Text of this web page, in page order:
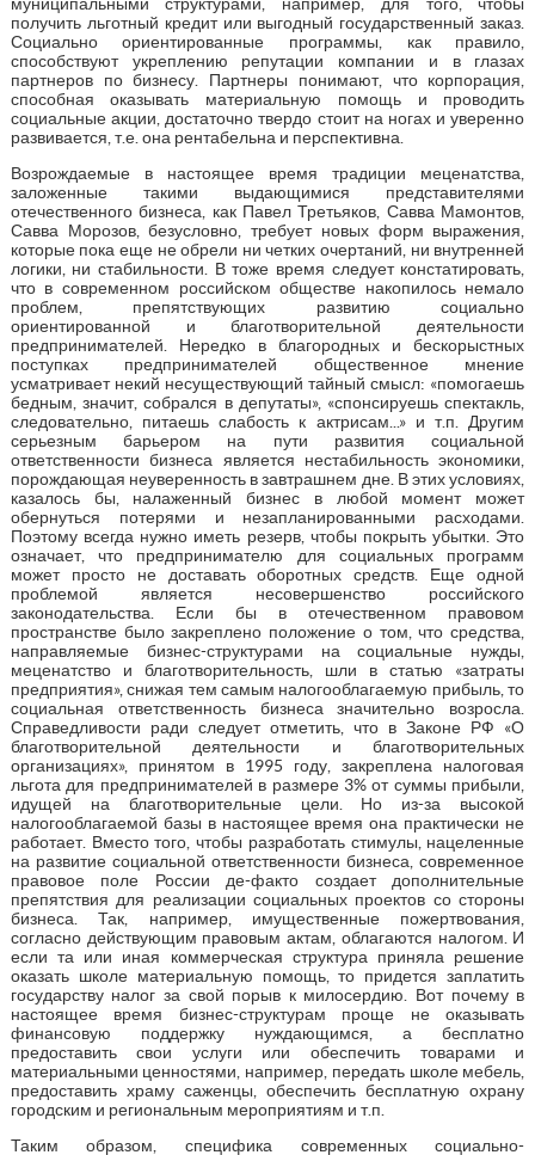
получить льготный кредит или выгодный государственный заказ.
Социально ориентированные программы, как правило,
способствуют укреплению репутации компании и в глазах
партнеров по бизнесу. Партнеры понимают, что корпорация,
способная оказывать материальную помощь и проводить
социальные акции, достаточно твердо стоит на ногах и уверенно
развивается, т.е. она рентабельна и перспективна.
Возрождаемые в настоящее время традиции меценатства,
заложенные такими выдающимися представителями
отечественного бизнеса, как Павел Третьяков, Савва Мамонтов,
Савва Морозов, безусловно, требует новых форм выражения,
которые пока еще не обрели ни четких очертаний, ни внутренней
логики, ни стабильности. В тоже время следует констатировать,
что в современном российском обществе накопилось немало
проблем, препятствующих развитию социально
ориентированной и благотворительной деятельности
предпринимателей. Нередко в благородных и бескорыстных
поступках предпринимателей общественное мнение
усматривает некий несуществующий тайный смысл: «помогаешь
бедным, значит, собрался в депутаты», «спонсируешь спектакль,
следовательно, питаешь слабость к актрисам...» и т.п. Другим
серьезным барьером на пути развития социальной
ответственности бизнеса является нестабильность экономики,
порождающая неуверенность в завтрашнем дне. В этих условиях,
казалось бы, налаженный бизнес в любой момент может
обернуться потерями и незапланированными расходами.
Поэтому всегда нужно иметь резерв, чтобы покрыть убытки. Это
означает, что предпринимателю для социальных программ
может просто не доставать оборотных средств. Еще одной
проблемой является несовершенство российского
законодательства. Если бы в отечественном правовом
пространстве было закреплено положение о том, что средства,
направляемые бизнес-структурами на социальные нужды,
меценатство и благотворительность, шли в статью «затраты
предприятия», снижая тем самым налогооблагаемую прибыль, то
социальная ответственность бизнеса значительно возросла.
Справедливости ради следует отметить, что в Законе РФ «О
благотворительной деятельности и благотворительных
организациях», принятом в 1995 году, закреплена налоговая
льгота для предпринимателей в размере 3% от суммы прибыли,
идущей на благотворительные цели. Но из-за высокой
налогооблагаемой базы в настоящее время она практически не
работает. Вместо того, чтобы разработать стимулы, нацеленные
на развитие социальной ответственности бизнеса, современное
правовое поле России де-факто создает дополнительные
препятствия для реализации социальных проектов со стороны
бизнеса. Так, например, имущественные пожертвования,
согласно действующим правовым актам, облагаются налогом. И
если та или иная коммерческая структура приняла решение
оказать школе материальную помощь, то придется заплатить
государству налог за свой порыв к милосердию. Вот почему в
настоящее время бизнес-структурам проще не оказывать
финансовую поддержку нуждающимся, а бесплатно
предоставить свои услуги или обеспечить товарами и
материальными ценностями, например, передать школе мебель,
предоставить храму саженцы, обеспечить бесплатную охрану
городским и региональным мероприятиям и т.п.
Таким образом, специфика современных социально-